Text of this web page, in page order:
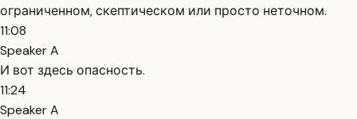
ограниченном, скептическом или просто неточном.
11:08
Speaker A
И вот здесь опасность.
11:24
Speaker A